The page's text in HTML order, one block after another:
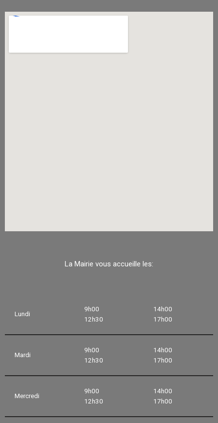
La Mairie vous accueille les:
Lundi
9h00
12h30
14h00
17h00
Mardi
9h00
12h30
14h00
17h00
Mercredi
9h00
12h30
14h00
17h00